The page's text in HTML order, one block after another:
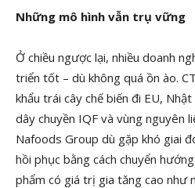
Những mô hình vẫn trụ vững
Ở chiều ngược lại, nhiều doanh
triển tốt – dù không quá ồn ào.
khẩu trái cây chế biến đi EU,
dây chuyền IQF và vùng nguyên
Nafoods Group dù gặp khó giai
hồi phục bằng cách chuyển
phẩm có giá trị gia tăng cao như